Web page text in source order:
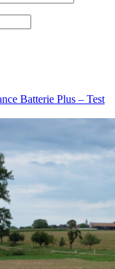
Batterie Plus – Test